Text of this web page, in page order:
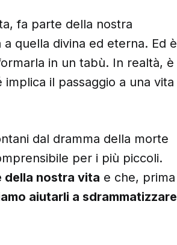
fa parte della nostra
quella divina ed eterna. Ed è
in un tabù. In realtà, è
il passaggio a una vita
dal dramma della morte
per i più piccoli.
della nostra vita e che, prima
aiutarli a sdrammatizzare